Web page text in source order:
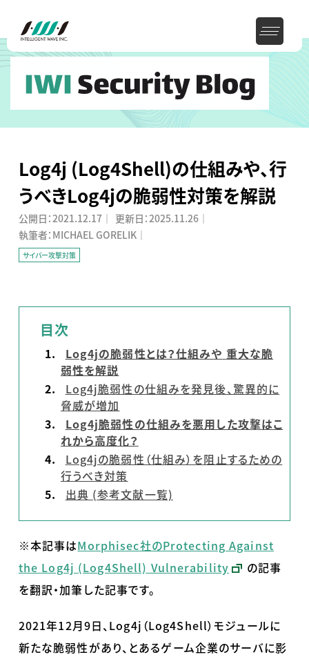
Log4j (Log4Shell)の仕組みや、行
うべきLog4jの脆弱性対策を解説
公開日：2021.12.17｜ 更新日：2025.11.26 ｜
執筆者：MICHAEL GORELIK｜
サイバー攻撃対策
目次
Log4jの脆弱性とは？仕組みや 重大な脆
弱性を解説
Log4j脆弱性の仕組みを発見後、驚異的に
脅威が増加
Log4j脆弱性の仕組みを悪用した攻撃はこ
れから高度化？
Log4jの脆弱性（仕組み）を阻止するための
行うべき対策
出典 (参考文献一覧)
※本記事はMorphisec社のProtecting Against
the Log4j (Log4Shell) Vulnerability
の記事
を翻訳・加筆した記事です。
2021年12月9日、 Log4j （Log4Shell）モジュールに
新たな脆弱性があり、とあるゲーム企業のサーバに影